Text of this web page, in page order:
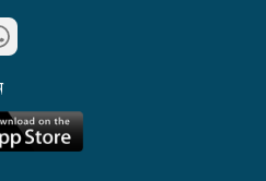
গণ-অভ্যুত্থান দিবস পালিত
ইস্তাম্বুলে জুলাই গণ-অভ্যুত্থান
পালিত